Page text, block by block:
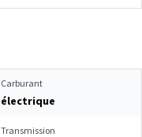
Carburant
électrique
Transmission